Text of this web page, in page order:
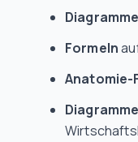
Diagramme
Formeln
Anatomie-